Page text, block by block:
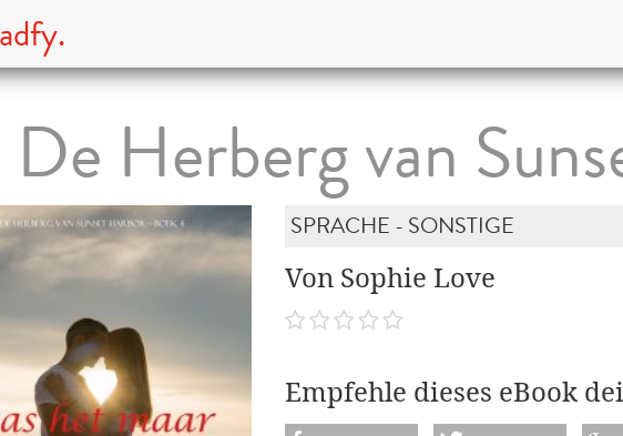
De Herberg van
SPRACHE - SONSTIGE
Von Sophie Love
Empfehle dieses eBook